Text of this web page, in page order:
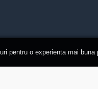
pentru o experienta mai